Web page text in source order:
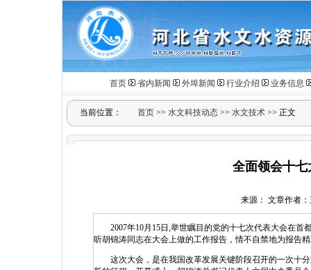
首页 省内新闻 外埠新闻 行业介绍 业务信息
当前位置： 首页 >> 水文科技动态 >> 水文技术 >> 正文
全面领会十
来源： 文章作者：
2007年10月15日,举世瞩目的党的十七次代表大会在首
听胡锦涛同志在大会上做的工作报告，情不自禁地为报告
这次大会，是在我国改革发展关键阶段召开的一次十分